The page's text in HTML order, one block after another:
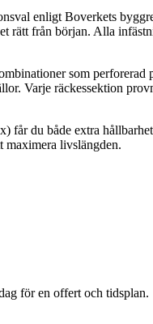
enligt Boverkets
rätt från början. Alla
som
Varje räckessektion
du både extra
maximera livslängden.
för en offert och tidsplan.